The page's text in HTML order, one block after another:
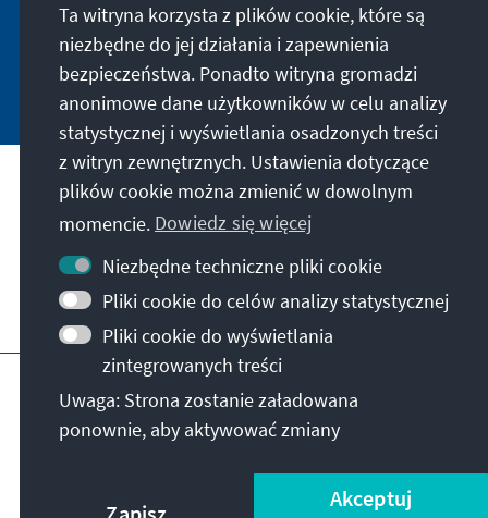
auf dem Laufenden.
Jetzt abonnieren
Nasza misja
Kontakt
Dalsza działalność fundacji
Impressum Polityka prywatności
Erklärung zur Barrierefreiheit
Barriere melden
Mapa strony
© Konrad-Adenauer-Stiftung e.V. 2026
Ta witryna korzysta z plików cookie, które są
niezbędne do jej działania i zapewnienia
bezpieczeństwa. Ponadto witryna gromadzi
anonimowe dane użytkowników w celu analizy
statystycznej i wyświetlania osadzonych treści
z witryn zewnętrznych. Ustawienia dotyczące
plików cookie można zmienić w dowolnym
momencie. Dowiedz się więcej
Niezbędne techniczne pliki cookie
Pliki cookie do celów analizy statystycznej
Pliki cookie do wyświetlania
zintegrowanych treści
Uwaga: Strona zostanie załadowana
ponownie, aby aktywować zmiany
Akceptuj